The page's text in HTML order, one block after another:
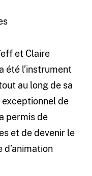
et Claire
été l’instrument
au long de sa
exceptionnel de
permis de
et de devenir le
d’animation